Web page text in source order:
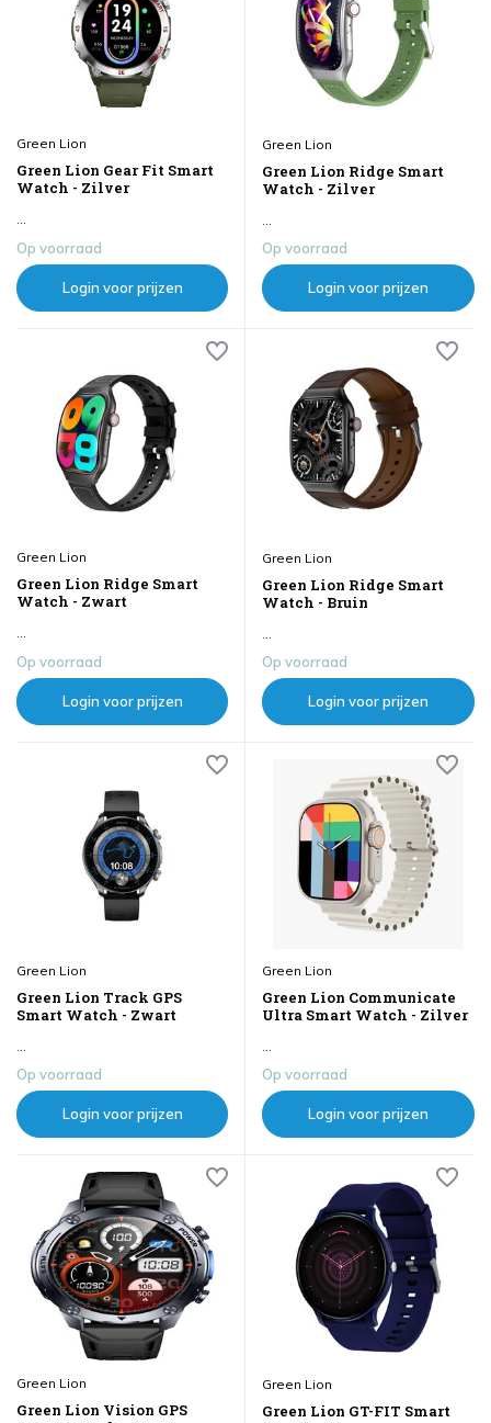
Green Lion
Green Lion Gear Fit Smart
Watch - Zilver
...
Op voorraad
Login voor prijzen
Green Lion
Green Lion Ridge Smart
Watch - Zilver
...
Op voorraad
Login voor prijzen
Green Lion
Green Lion Ridge Smart
Watch - Zwart
Op voorraad
Login voor prijzen
Green Lion
Green Lion Ridge Smart
Watch - Bruin
Op voorraad
Login voor prijzen
Green Lion
Green Lion Track GPS
Smart Watch - Zwart
Op voorraad
Login voor prijzen
Green Lion
Green Lion Communicate
Ultra Smart Watch - Zilver
...
Op voorraad
Login voor prijzen
Green Lion
Green Lion Vision GPS
Green Lion
Green Lion GT-FIT Smart